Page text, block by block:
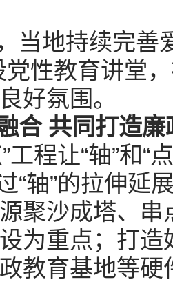
当地持续完善
党性教育讲堂
好氛围。
合 共同打造
工程让“轴”和“
“轴”的拉伸延
聚沙成塔、串
为重点；打造
教育基地等